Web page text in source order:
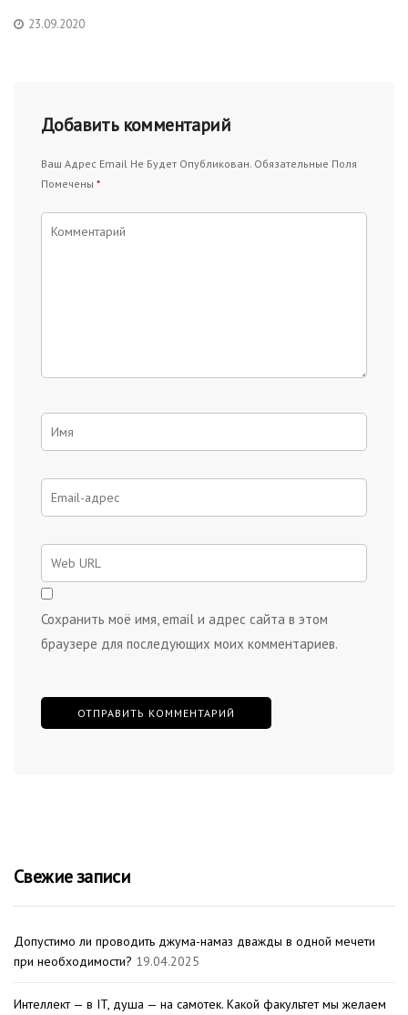
23.09.2020
Добавить комментарий
Ваш Адрес Email Не Будет Опубликован. Обязательные Поля
Помечены *
Сохранить моё имя, email и адрес сайта в этом
браузере для последующих моих комментариев.
Свежие записи
Допустимо ли проводить джума-намаз дважды в одной мечети
при необходимости? 19.04.2025
Интеллект — в IT, душа — на самотек. Какой факультет мы желаем